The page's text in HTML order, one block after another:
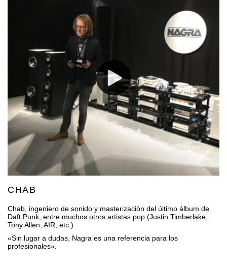
CHAB
Chab, ingeniero de sonido y masterización del último álbum de
Daft Punk, entre muchos otros artistas pop (Justin Timberlake,
Tony Allen, AIR, etc.)
«Sin lugar a dudas, Nagra es una referencia para los
profesionales».